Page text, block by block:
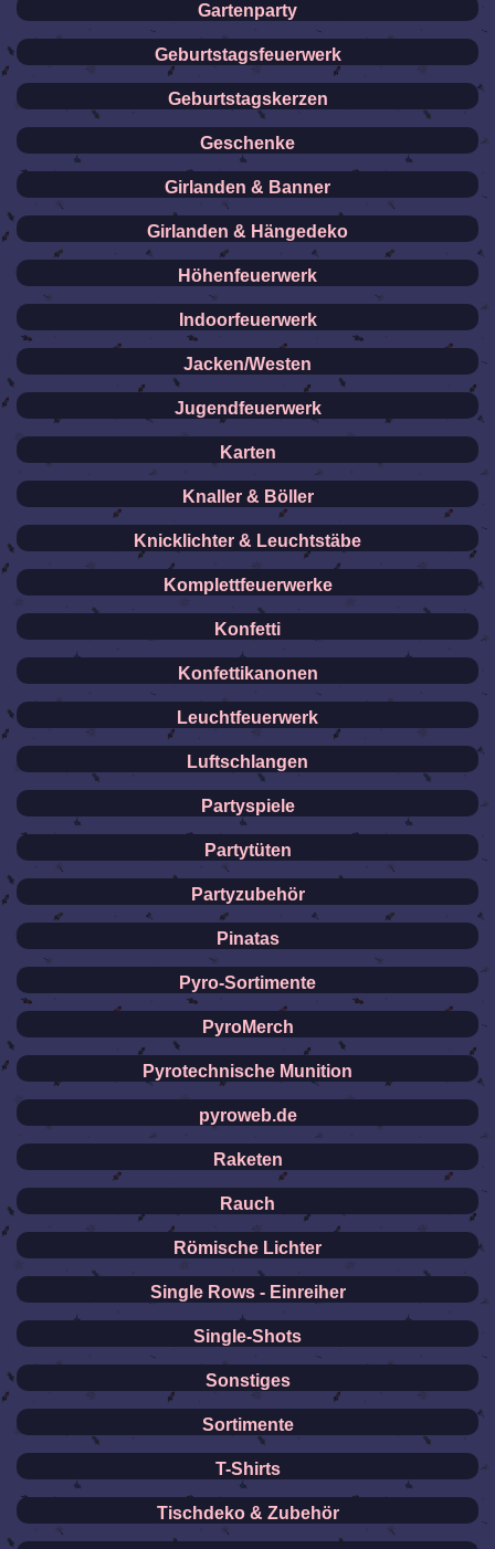
Gartenparty
Geburtstagsfeuerwerk
Geburtstagskerzen
Geschenke
Girlanden & Banner
Girlanden & Hängedeko
Höhenfeuerwerk
Indoorfeuerwerk
Jacken/Westen
Jugendfeuerwerk
Karten
Knaller & Böller
Knicklichter & Leuchtstäbe
Komplettfeuerwerke
Konfetti
Konfettikanonen
Leuchtfeuerwerk
Luftschlangen
Partyspiele
Partytüten
Partyzubehör
Pinatas
Pyro-Sortimente
PyroMerch
Pyrotechnische Munition
pyroweb.de
Raketen
Rauch
Römische Lichter
Single Rows - Einreiher
Single-Shots
Sonstiges
Sortimente
T-Shirts
Tischdeko & Zubehör